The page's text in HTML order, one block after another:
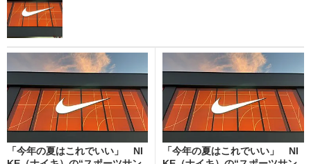
「今年の夏はこれでいい」 NI
「今年の夏はこれでいい」 NI